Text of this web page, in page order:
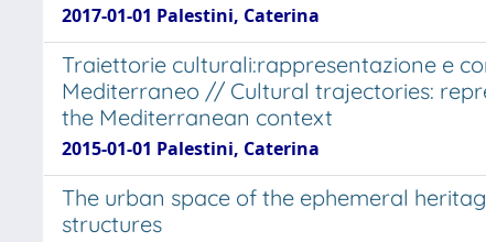
2017-01-01 Palestini, Caterina
Traiettorie culturali:rappresentazione e
Mediterraneo // Cultural trajectories:
the Mediterranean context
2015-01-01 Palestini, Caterina
The urban space of the ephemeral
structures